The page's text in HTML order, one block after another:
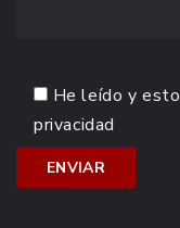
He leído y
privacidad